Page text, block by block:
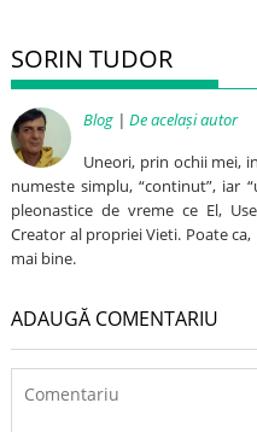
SORIN TUDOR
Blog |De același autor
Uneori, prin ochii mei,
numeste simplu, “continut”, iar
pleonastice de vreme ce El,
Creator al propriei Vieti. Poate
mai bine.
ADAUGĂ COMENTARIU